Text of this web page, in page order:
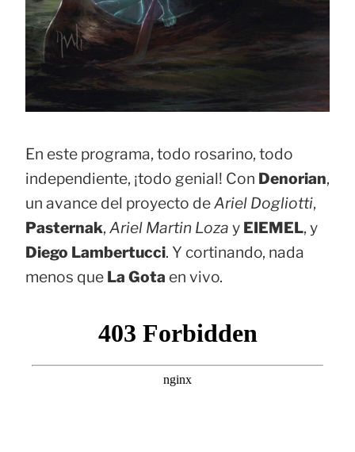
En este programa, todo rosarino, todo
independiente, ¡todo genial! Con Denorian,
un avance del proyecto deAriel Dogliotti,
Pasternak, Ariel Martin Loza y EIEMEL, y
Diego Lambertucci. Y cortinando, nada
menos que La Gota en vivo.